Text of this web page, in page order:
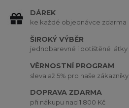
DÁREK
ke každé objednávce zdarma
ŠIROKÝ VÝBĚR
jednobarevné i potištěné látky
VĚRNOSTNÍ PROGRAM
sleva až 5% pro naše zákazníky
DOPRAVA ZDARMA
při nákupu nad 1 800 Kč